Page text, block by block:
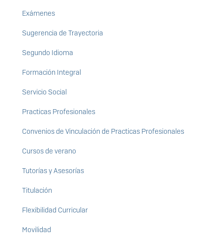
Exámenes
Sugerencia de Trayectoria
Segundo Idioma
Formación Integral
Servicio Social
Practicas Profesionales
Convenios de Vinculación de Practicas Profesionales
Cursos de verano
Tutorías y Asesorías
Titulación
Flexibilidad Curricular
Movilidad